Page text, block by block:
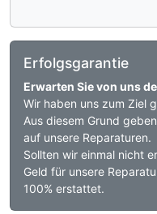
Erfolgsgarantie
Erwarten Sie von uns
Wir haben uns zum Ziel
Aus diesem Grund
auf unsere Reparaturen.
Sollten wir einmal nicht
Geld für unsere
100% erstattet.